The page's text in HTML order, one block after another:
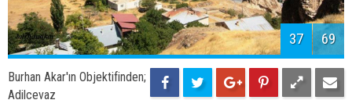
Burhan Akar'ın Objektifinden;
Toki Konutları